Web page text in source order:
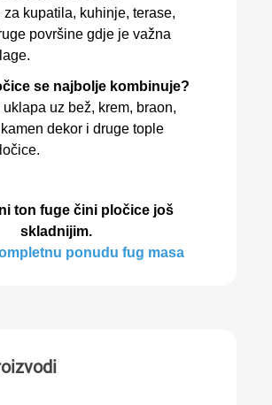
za kupatila, kuhinje, terase,
površine gdje je važna
se najbolje kombinuje?
uz bež, krem, braon,
dekor i druge tople
ton fuge čini pločice još
skladnijim.
ponudu fug masa